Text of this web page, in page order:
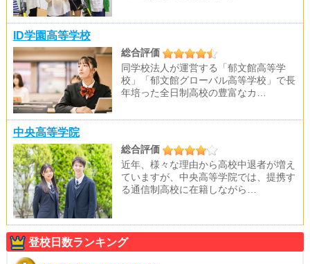
ID学園高等学校
総合評価
同学校法人が運営する「郁文館高等学
校」「郁文館グローバル高等学校」で長
年培った全日制高校の豊富なカ…
中央高等学院
総合評価
近年、様々な理由から高校中退者が増え
ていますが、中央高等学院では、提携す
る通信制高校に在籍しながら…
登校日数ランキング